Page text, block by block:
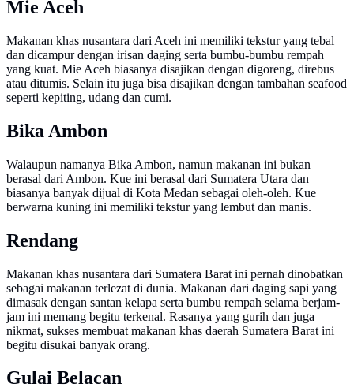
Mie Aceh
Makanan khas nusantara dari Aceh ini memiliki tekstur yang tebal
dan dicampur dengan irisan daging serta bumbu-bumbu rempah
yang kuat. Mie Aceh biasanya disajikan dengan digoreng, direbus
atau ditumis. Selain itu juga bisa disajikan dengan tambahan seafood
seperti kepiting, udang dan cumi.
Bika Ambon
Walaupun namanya Bika Ambon, namun makanan ini bukan
berasal dari Ambon. Kue ini berasal dari Sumatera Utara dan
biasanya banyak dijual di Kota Medan sebagai oleh-oleh. Kue
berwarna kuning ini memiliki tekstur yang lembut dan manis.
Rendang
Makanan khas nusantara dari Sumatera Barat ini pernah dinobatkan
sebagai makanan terlezat di dunia. Makanan dari daging sapi yang
dimasak dengan santan kelapa serta bumbu rempah selama berjam-
jam ini memang begitu terkenal. Rasanya yang gurih dan juga
nikmat, sukses membuat makanan khas daerah Sumatera Barat ini
begitu disukai banyak orang.
Gulai Belacan